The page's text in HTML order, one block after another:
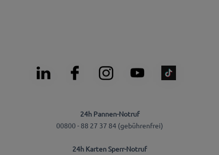
24h Pannen-Notruf
00800 - 88 27 37 84 (gebührenfrei)
24h Karten Sperr-Notruf